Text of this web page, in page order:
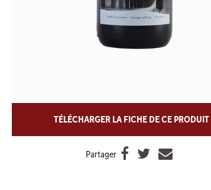
TÉLÉCHARGER LA FICHE DE CE PRODUIT
Partager   